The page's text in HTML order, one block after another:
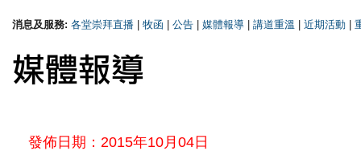
消息及服務: 各堂崇拜直播 牧函 公告 媒體報導 講道重溫 近期活動
發佈日期：2015年10月04日